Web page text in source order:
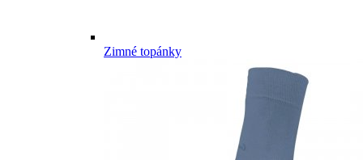
Zimné topánky